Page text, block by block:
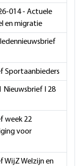
014 - Actuele
en migratie
Sportaanbieders
Nieuwsbrief I 28
week 22
voor
WijZ Welzijn en